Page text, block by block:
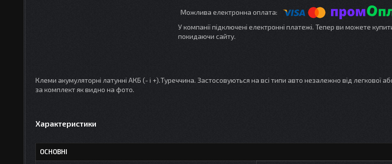
У компанії підключені електронні платежі. Тепер ви можете
покидаючи сайту.
Клеми акумуляторні латунні АКБ (- і +).Туреччина. Застосовуються на всі типи авто незалежно від легкової
за комплект як видно на фото.
Характеристики
ОСНОВНІ